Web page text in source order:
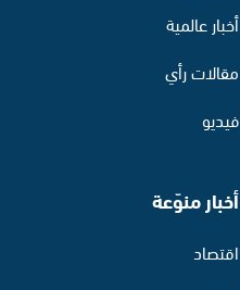
أخبار عالمية
مقالات رأي
فيديو
أخبار منوّعة
اقتصاد